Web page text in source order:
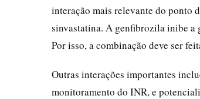
interação mais relevante do ponto
sinvastatina. A genfibrozila inibe a
Por isso, a combinação deve ser
Outras interações importantes
monitoramento do INR, e